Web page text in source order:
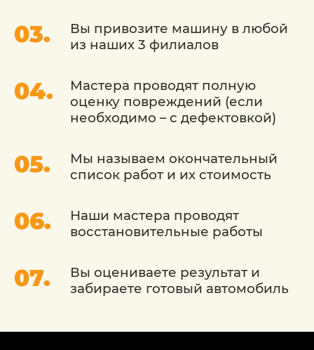
качественные материалы и оборудование.
Широкий выбор стекол: У нас есть доступ к
нам предложить вам оптимальное решение
по цене и качеству.
профессионализма и качества.
Доверьтесь сервису «Детейлингофъ» для
Вы привозите машину в любой
из наших 3 филиалов
Мастера проводят полную
оценку повреждений (если
необходимо – с дефектовкой)
Мы называем окончательный
список работ и их стоимость
Наши мастера проводят
восстановительные работы
Вы оцениваете результат и
забираете готовый автомобиль